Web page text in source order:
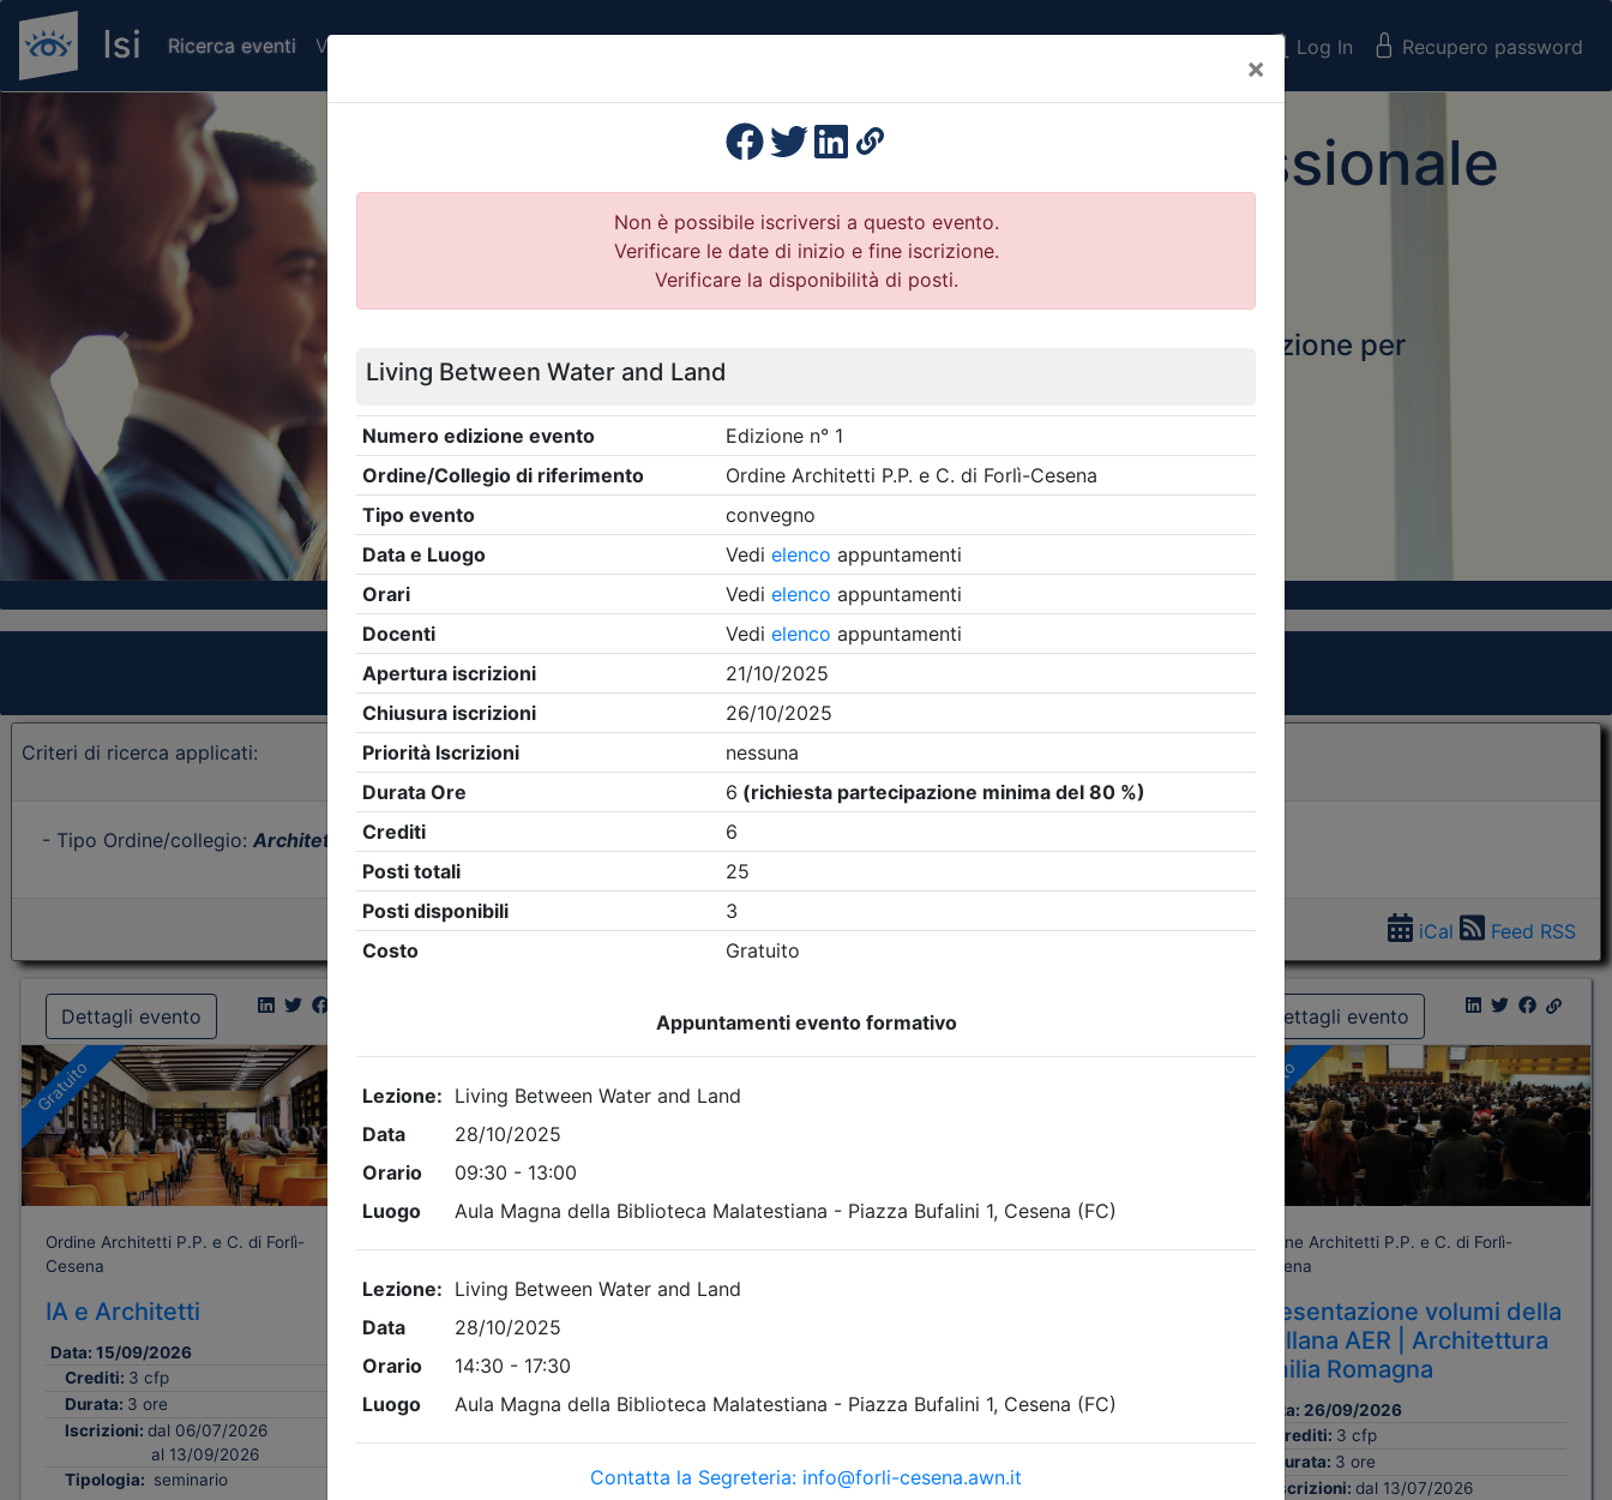
×
Ricerca eventi Verifica attestato di presenza Log In Recupero password
Formazione Professionale
Continua
Il portale della formazione per
Previous
Clicca qui - espandi la sezione dei filtri ricerca eventi
Criteri di ricerca applicati:
- Tipo Ordine/collegio: Architetti - Ordine: - Eventi in programma dal
iCal Feed RSS
Dettagli evento
Gratuito
Ordine Architetti P.P. e C. di Forlì-
Cesena
IA e Architetti
Data: 15/09/2026
Crediti: 3 cfp
Durata: 3 ore
Iscrizioni: dal 06/07/2026
al 13/09/2026
Tipologia: seminario
Gratuito
cambiamento dell’abitare
Crediti:4 cfp
al 22/09/2026
Dettagli evento
accordi operativi L.R.
Data:
Dettagli evento
Gratuito
Ordine Architetti P.P. e C. di Forlì-
Cesena
Presentazione volumi della
Collana AER | Architettura
Emilia Romagna
Data: 26/09/2026
Crediti: 3 cfp
Durata: 3 ore
Iscrizioni: dal 13/07/2026